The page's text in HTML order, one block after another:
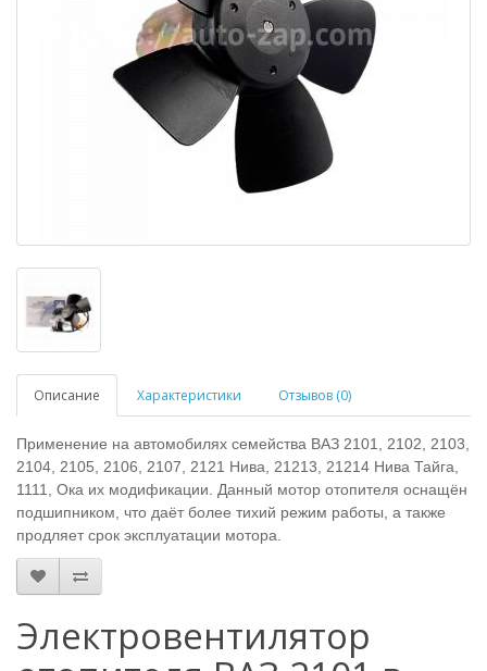
Описание Характеристики Отзывов (0)
Применение на автомобилях семейства ВАЗ 2101, 2102, 2103,
2104, 2105, 2106, 2107, 2121 Нива, 21213, 21214 Нива Тайга,
1111, Ока их модификации. Данный мотор отопителя оснащён
подшипником, что даёт более тихий режим работы, а также
продляет срок эксплуатации мотора.
Электровентилятор